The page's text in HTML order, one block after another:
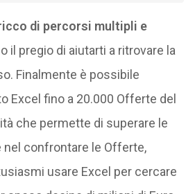
di percorsi multipli e
il pregio di aiutarti a ritrovare la
Finalmente è possibile
Excel fino a 20.000 Offerte del
che permette di superare le
confrontare le Offerte,
usare Excel per cercare